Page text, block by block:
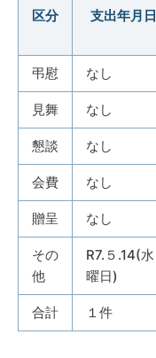
区分 支出年月日
弔慰 なし
見舞 なし
懇談 なし
会費 なし
贈呈 なし
その
他
R7.５.14(水
曜日)
合計 １件